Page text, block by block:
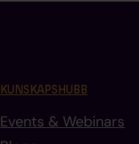
KUNSKAPSHUBB
Events & Webinars